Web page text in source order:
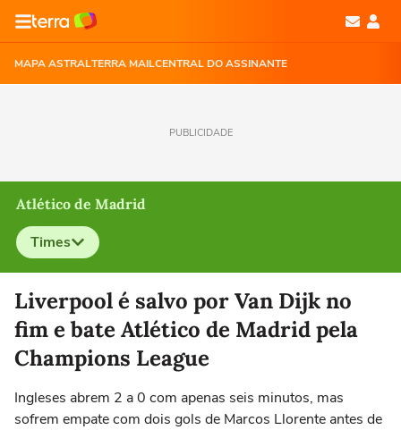
MAPA ASTRALTERRA MAILCENTRAL DO ASSINANTE
PUBLICIDADE
Atlético de Madrid
Times
Selecione o time para ver as notícias
Liverpool é salvo por Van Dijk no
fim e bate Atlético de Madrid pela
Champions League
Ingleses abrem 2 a 0 com apenas seis minutos, mas
sofrem empate com dois gols de Marcos Llorente antes de